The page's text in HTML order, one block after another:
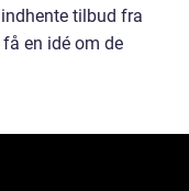
tilbud fra
en idé om de